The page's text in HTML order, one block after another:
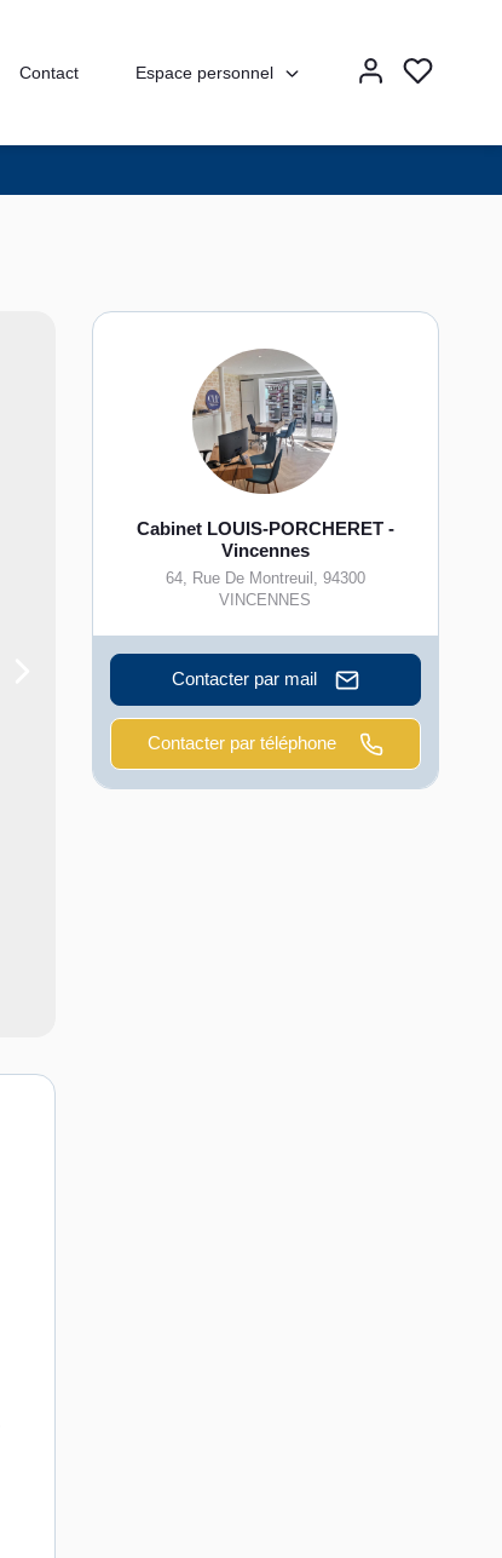
Contact Espace personnel
Cabinet LOUIS-PORCHERET -
Vincennes
64, Rue De Montreuil , 94300
VINCENNES
Contacter par mail
Contacter par téléphone